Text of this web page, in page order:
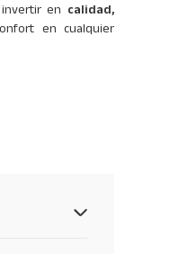
invertir en calidad,
en cualquier